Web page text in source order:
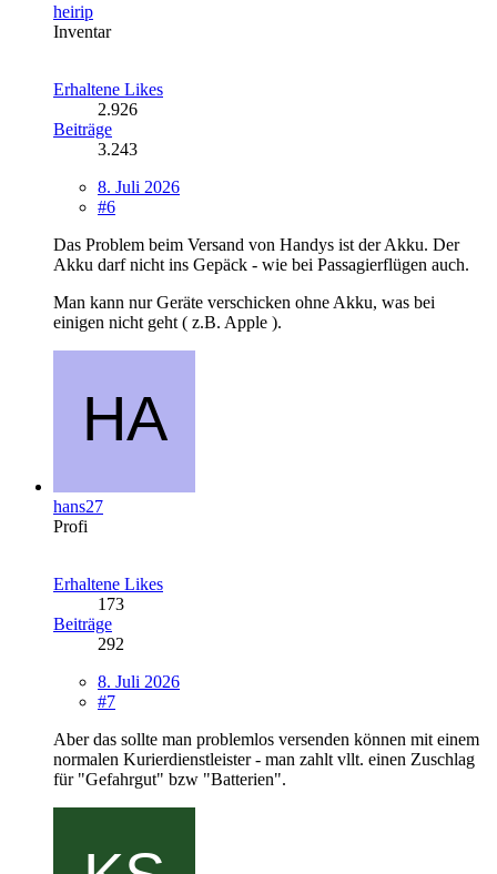
heirip
Inventar
Erhaltene Likes
2.926
Beiträge
3.243
8. Juli 2026
#6
Das Problem beim Versand von Handys ist der Akku. Der
Akku darf nicht ins Gepäck - wie bei Passagierflügen auch.
Man kann nur Geräte verschicken ohne Akku, was bei
einigen nicht geht ( z.B. Apple ).
hans27
Profi
Erhaltene Likes
173
Beiträge
292
8. Juli 2026
#7
Aber das sollte man problemlos versenden können mit einem
normalen Kurierdienstleister - man zahlt vllt. einen Zuschlag
für "Gefahrgut" bzw "Batterien".